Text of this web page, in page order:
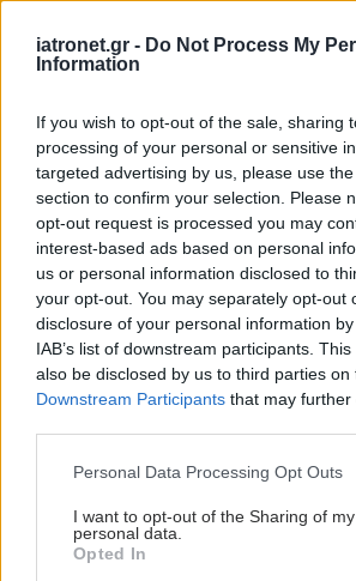
iatronet.gr - Do Not Process My
Information
If you wish to opt-out of the sale, sharing
processing of your personal or sensitive
targeted advertising by us, please use
section to confirm your selection. Please
opt-out request is processed you may
interest-based ads based on personal
us or personal information disclosed to
your opt-out. You may separately opt-out
disclosure of your personal information
IAB’s list of downstream participants.
also be disclosed by us to third parties on
Downstream Participants that may
Please note that this website/app uses
not limited to your visit or usage
grant or deny consent to Google and its
use your data for below specified
Personal Data Processing Opt Outs
I want to opt-out of the Sharing of my
personal data.
Opted In
ΔΕΙΤΕ ΕΠΙΣΗΣ